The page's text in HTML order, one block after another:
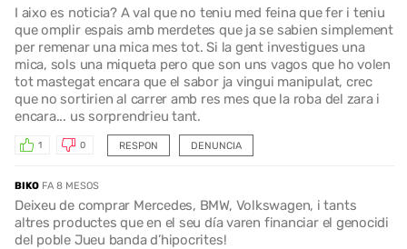
I aixo es noticia? A val que no teniu med feina que fer i teniu
que omplir espais amb merdetes que ja se sabien simplement
per remenar una mica mes tot. Si la gent investigues una
mica, sols una miqueta pero que son uns vagos que ho volen
tot mastegat encara que el sabor ja vingui manipulat, crec
que no sortirien al carrer amb res mes que la roba del zara i
encara... us sorprendrieu tant.
RESPON
1 0 DENUNCIA
BIKO FA 8 MESOS
Deixeu de comprar Mercedes, BMW, Volkswagen, i tants
altres productes que en el seu día varen financiar el genocidi
del poble Jueu banda d’hipocrites!